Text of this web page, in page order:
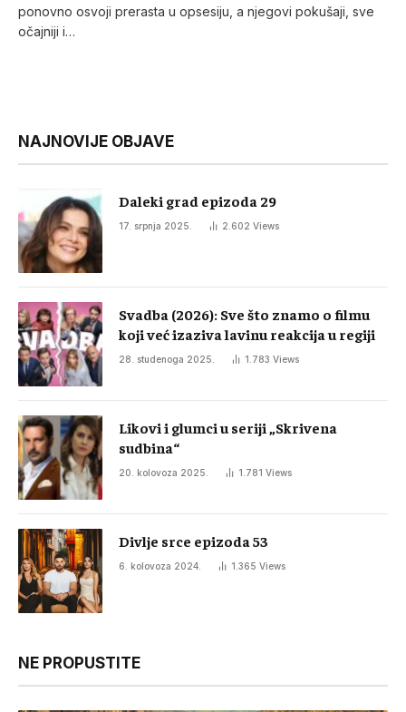
ponovno osvoji prerasta u opsesiju, a njegovi pokušaji, sve
očajniji i…
NAJNOVIJE OBJAVE
Daleki grad epizoda 29
17. srpnja 2025. 2.602 Views
Svadba (2026): Sve što znamo o filmu
koji već izaziva lavinu reakcija u regiji
28. studenoga 2025. 1.783 Views
Likovi i glumci u seriji „Skrivena
sudbina“
20. kolovoza 2025. 1.781 Views
Divlje srce epizoda 53
6. kolovoza 2024. 1.365 Views
NE PROPUSTITE